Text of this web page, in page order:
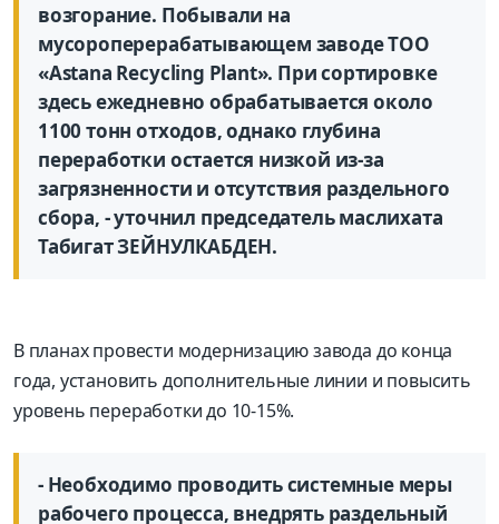
возгорание. Побывали на
мусороперерабатывающем заводе ТОО
«Astana Recycling Plant». При сортировке
здесь ежедневно обрабатывается около
1100 тонн отходов, однако глубина
переработки остается низкой из-за
загрязненности и отсутствия раздельного
сбора, - уточнил председатель маслихата
Табигат ЗЕЙНУЛКАБДЕН.
В планах провести модернизацию завода до конца
года, установить дополнительные линии и повысить
уровень переработки до 10-15%.
- Необходимо проводить системные меры
рабочего процесса, внедрять раздельный